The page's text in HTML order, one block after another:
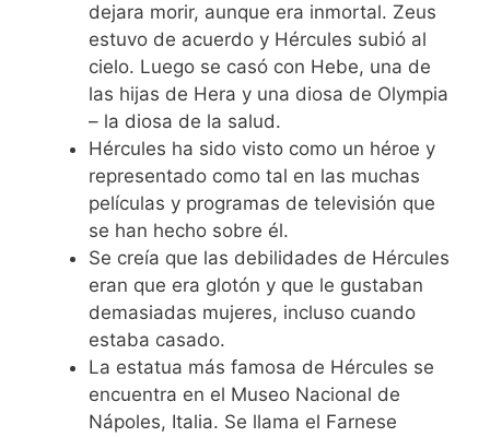
dejara morir, aunque era inmortal. Zeus
estuvo de acuerdo y Hércules subió al
cielo. Luego se casó con Hebe, una de
las hijas de Hera y una diosa de Olympia
– la diosa de la salud.
Hércules ha sido visto como un héroe y
representado como tal en las muchas
películas y programas de televisión que
se han hecho sobre él.
Se creía que las debilidades de Hércules
eran que era glotón y que le gustaban
demasiadas mujeres, incluso cuando
estaba casado.
La estatua más famosa de Hércules se
encuentra en el Museo Nacional de
Nápoles, Italia. Se llama el Farnese